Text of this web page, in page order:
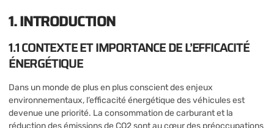
1. INTRODUCTION
1.1 CONTEXTE ET IMPORTANCE DE L’EFFICACITÉ
ÉNERGÉTIQUE
Dans un monde de plus en plus conscient des enjeux
environnementaux, l’efficacité énergétique des véhicules est
devenue une priorité. La consommation de carburant et la